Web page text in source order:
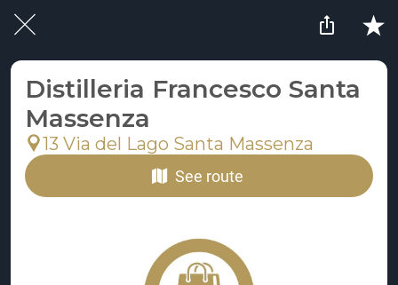
Distilleria Francesco Santa
Massenza
13 Via del Lago Santa Massenza
See route